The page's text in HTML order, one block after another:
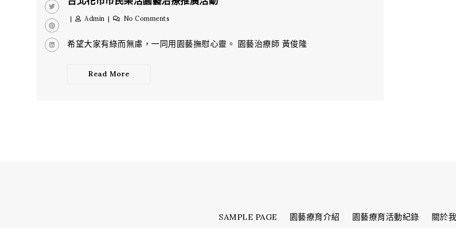
Admin No Comments
希望大家有綠而無慮，一同用園藝撫慰心靈。 園藝治療師 黃俊隆
Read More
SAMPLE PAGE 園藝療育介紹 園藝療育活動紀錄 關於